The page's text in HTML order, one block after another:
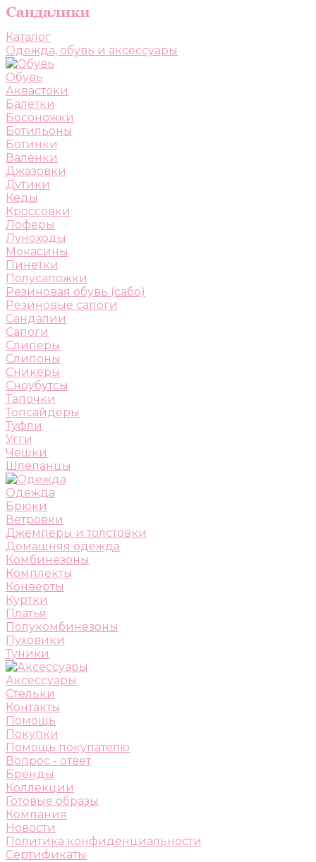
Каталог
Одежда, обувь и аксессуары
Обувь
Аквастоки
Балетки
Босоножки
Ботильоны
Ботинки
Валенки
Джазовки
Дутики
Кеды
Кроссовки
Лоферы
Луноходы
Мокасины
Пинетки
Полусапожки
Резиновая обувь (сабо)
Резиновые сапоги
Сандалии
Сапоги
Слиперы
Слипоны
Сникеры
Сноубутсы
Тапочки
Топсайдеры
Туфли
Угги
Чешки
Шлепанцы
Одежда
Брюки
Ветровки
Джемперы и толстовки
Домашняя одежда
Комбинезоны
Комплекты
Конверты
Куртки
Платья
Полукомбинезоны
Пуховики
Туники
Аксессуары
Стельки
Контакты
Помощь
Покупки
Помощь покупателю
Вопрос - ответ
Бренды
Коллекции
Готовые образы
Компания
Новости
Политика конфиденциальности
Сертификаты